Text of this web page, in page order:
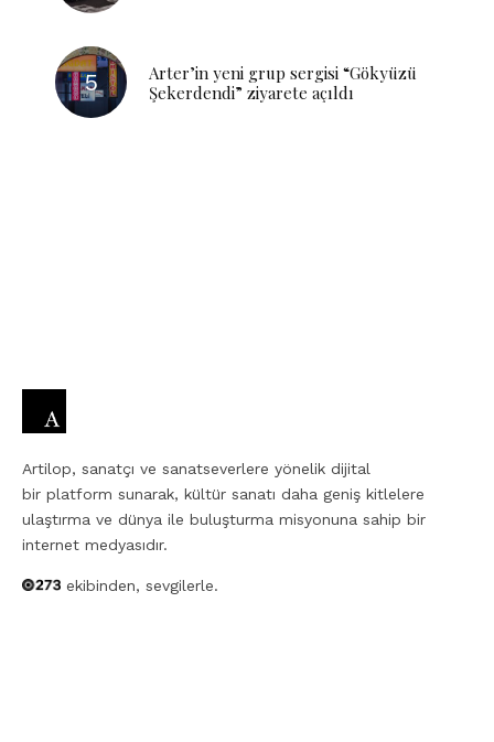
Arter’in yeni grup sergisi “Gökyüzü
Şekerdendi” ziyarete açıldı
Artilop, sanatçı ve sanatseverlere yönelik dijital
bir platform sunarak, kültür sanatı daha geniş kitlelere
ulaştırma ve dünya ile buluşturma misyonuna sahip bir
internet medyasıdır.
ekibinden, sevgilerle.